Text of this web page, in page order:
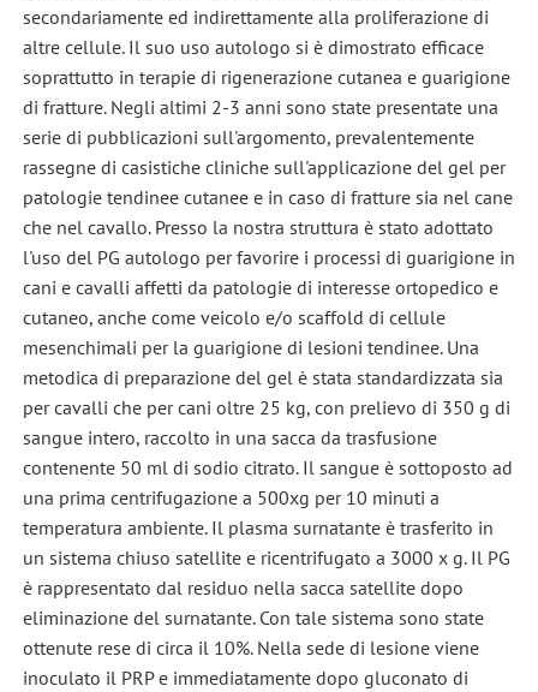
secondariamente ed indirettamente alla proliferazione di
altre cellule. Il suo uso autologo si è dimostrato efficace
soprattutto in terapie di rigenerazione cutanea e guarigione
di fratture. Negli altimi 2-3 anni sono state presentate una
serie di pubblicazioni sull'argomento, prevalentemente
rassegne di casistiche cliniche sull'applicazione del gel per
patologie tendinee cutanee e in caso di fratture sia nel cane
che nel cavallo. Presso la nostra struttura è stato adottato
l'uso del PG autologo per favorire i processi di guarigione in
cani e cavalli affetti da patologie di interesse ortopedico e
cutaneo, anche come veicolo e/o scaffold di cellule
mesenchimali per la guarigione di lesioni tendinee. Una
metodica di preparazione del gel è stata standardizzata sia
per cavalli che per cani oltre 25 kg, con prelievo di 350 g di
sangue intero, raccolto in una sacca da trasfusione
contenente 50 ml di sodio citrato. Il sangue è sottoposto ad
una prima centrifugazione a 500xg per 10 minuti a
temperatura ambiente. Il plasma surnatante è trasferito in
un sistema chiuso satellite e ricentrifugato a 3000 x g. Il PG
è rappresentato dal residuo nella sacca satellite dopo
eliminazione del surnatante. Con tale sistema sono state
ottenute rese di circa il 10%. Nella sede di lesione viene
inoculato il PRP e immediatamente dopo gluconato di